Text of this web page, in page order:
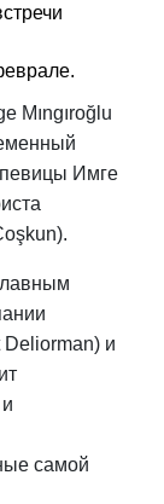
Mıngıroğlu
певицы Имге
и
самой